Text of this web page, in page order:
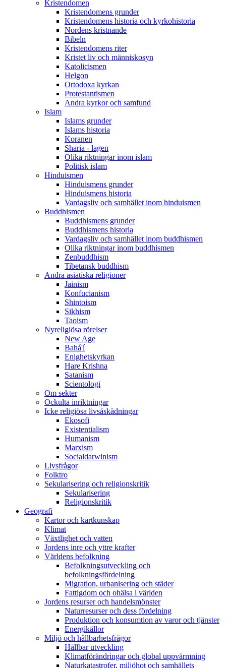
Kristendomen
Kristendomens grunder
Kristendomens historia och kyrkohistoria
Nordens kristnande
Bibeln
Kristendomens riter
Kristet liv och människosyn
Katolicismen
Helgon
Ortodoxa kyrkan
Protestantismen
Andra kyrkor och samfund
Islam
Islams grunder
Islams historia
Koranen
Sharia - lagen
Olika riktningar inom islam
Politisk islam
Hinduismen
Hinduismens grunder
Hinduismens historia
Vardagsliv och samhället inom hinduismen
Buddhismen
Buddhismens grunder
Buddhismens historia
Vardagsliv och samhället inom buddhismen
Olika riktningar inom buddhismen
Zenbuddhism
Tibetansk buddhism
Andra asiatiska religioner
Jainism
Konfucianism
Shintoism
Sikhism
Taoism
Nyreligiösa rörelser
New Age
Bahá'í
Enighetskyrkan
Hare Krishna
Satanism
Scientologi
Om sekter
Ockulta inriktningar
Icke religiösa livsåskådningar
Ekosofi
Existentialism
Humanism
Marxism
Socialdarwinism
Livsfrågor
Folktro
Sekularisering och religionskritik
Sekularisering
Religionskritik
Geografi
Kartor och kartkunskap
Klimat
Växtlighet och vatten
Jordens inre och yttre krafter
Världens befolkning
Befolkningsutveckling och
befolkningsfördelning
Migration, urbanisering och städer
Fattigdom och ohälsa i världen
Jordens resurser och handelsmönster
Naturresurser och dess fördelning
Produktion och konsumtion av varor och tjänster
Energikällor
Miljö och hållbarhetsfrågor
Hållbar utveckling
Klimatförändringar och global uppvärmning
Naturkatastrofer, miljöhot och samhällets